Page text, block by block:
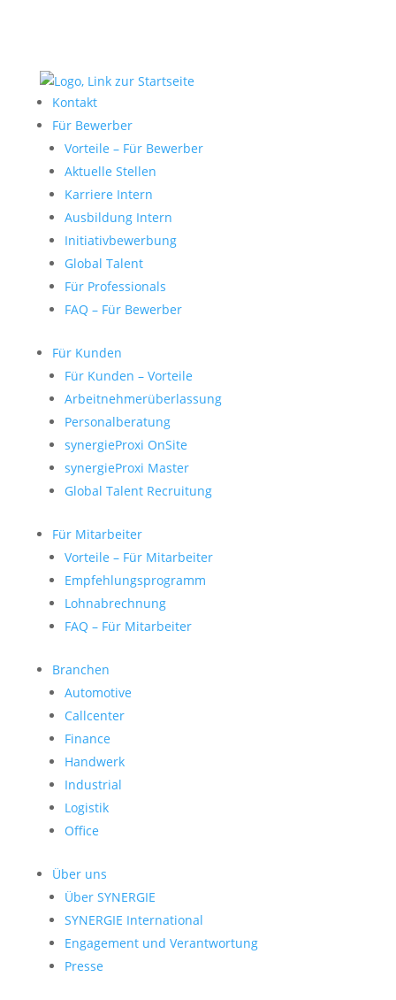
Kontakt
Für Bewerber
Vorteile – Für Bewerber
Aktuelle Stellen
Karriere Intern
Ausbildung Intern
Initiativbewerbung
Global Talent
Für Professionals
FAQ – Für Bewerber
Für Kunden
Für Kunden – Vorteile
Arbeitnehmerüberlassung
Personalberatung
synergieProxi OnSite
synergieProxi Master
Global Talent Recruitung
Für Mitarbeiter
Vorteile – Für Mitarbeiter
Empfehlungsprogramm
Lohnabrechnung
FAQ – Für Mitarbeiter
Branchen
Automotive
Callcenter
Finance
Handwerk
Industrial
Logistik
Office
Über uns
Über SYNERGIE
SYNERGIE International
Engage­ment und Verantwor­tung
Presse